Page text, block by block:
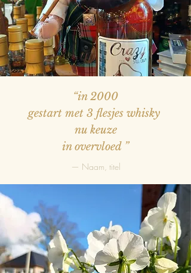
“in 2000
gestart met 3 flesjes whisky
nu keuze
in overvloed ”
— Naam, titel